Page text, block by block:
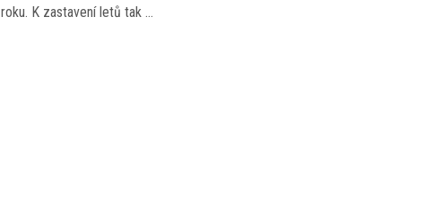
roku. K zastavení letů tak …